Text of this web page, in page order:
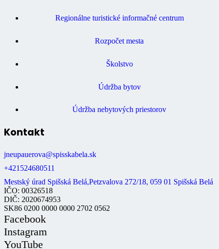
Regionálne turistické informačné centrum
Rozpočet mesta
Školstvo
Údržba bytov
Údržba nebytových priestorov
Kontakt
jneupauerova@spisskabela.sk
+421524680511
Mestský úrad Spišská Belá,Petzvalova 272/18, 059 01 Spišská Belá
IČO: 00326518
DIČ: 2020674953
SK86 0200 0000 0000 2702 0562
Facebook
Instagram
YouTube